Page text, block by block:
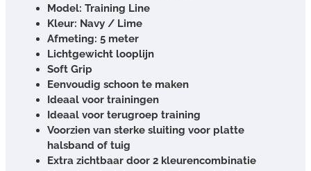
Model: Training Line
Kleur: Navy / Lime
Afmeting: 5 meter
Lichtgewicht looplijn
Soft Grip
Eenvoudig schoon te maken
Ideaal voor trainingen
Ideaal voor terugroep training
Voorzien van sterke sluiting voor platte
halsband of tuig
Extra zichtbaar door 2 kleurencombinatie